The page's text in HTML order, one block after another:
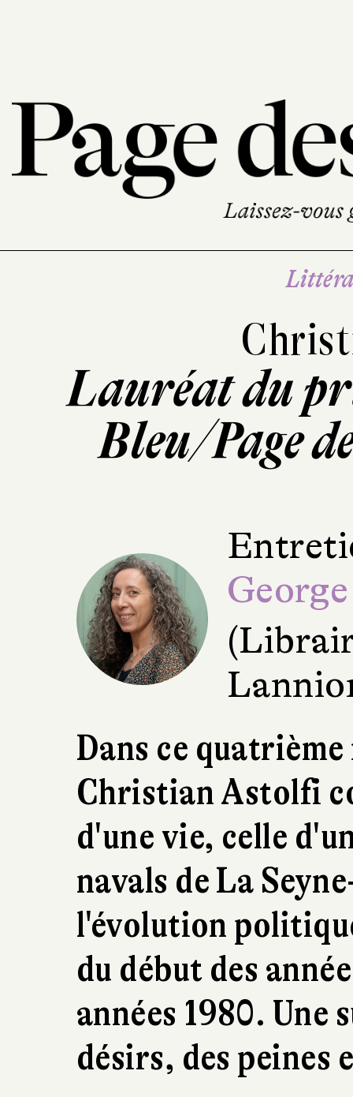
Lauréat du
Bleu/Page
George
Dans ce
Christian Astolfi
d'une vie, celle
navals de La
l'évolution
du début des
années 1980.
désirs, des peines